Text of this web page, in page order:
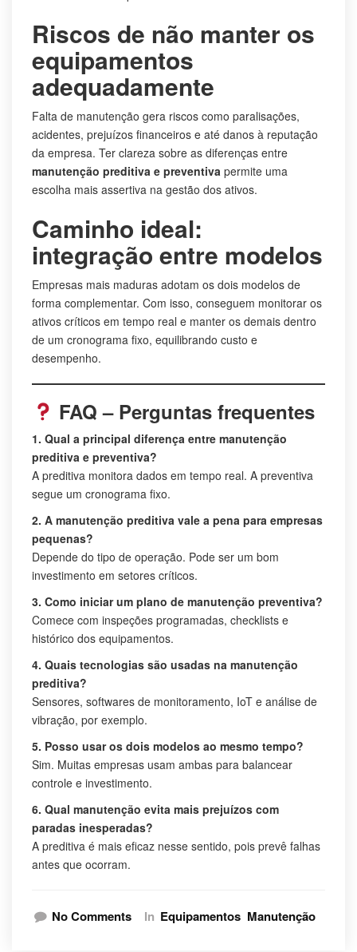
Riscos de não manter os
equipamentos
adequadamente
Falta de manutenção gera riscos como paralisações,
acidentes, prejuízos financeiros e até danos à reputação
da empresa. Ter clareza sobre as diferenças entre
manutenção preditiva e preventiva permite uma
escolha mais assertiva na gestão dos ativos.
Caminho ideal:
integração entre modelos
Empresas mais maduras adotam os dois modelos de
forma complementar. Com isso, conseguem monitorar os
ativos críticos em tempo real e manter os demais dentro
de um cronograma fixo, equilibrando custo e
desempenho.
FAQ – Perguntas frequentes
1. Qual a principal diferença entre manutenção
preditiva e preventiva?
A preditiva monitora dados em tempo real. A preventiva
segue um cronograma fixo.
2. A manutenção preditiva vale a pena para empresas
pequenas?
Depende do tipo de operação. Pode ser um bom
investimento em setores críticos.
3. Como iniciar um plano de manutenção preventiva?
Comece com inspeções programadas, checklists e
histórico dos equipamentos.
4. Quais tecnologias são usadas na manutenção
preditiva?
Sensores, softwares de monitoramento, IoT e análise de
vibração, por exemplo.
5. Posso usar os dois modelos ao mesmo tempo?
Sim. Muitas empresas usam ambas para balancear
controle e investimento.
6. Qual manutenção evita mais prejuízos com
paradas inesperadas?
A preditiva é mais eficaz nesse sentido, pois prevê falhas
antes que ocorram.
No Comments In Equipamentos Manutenção